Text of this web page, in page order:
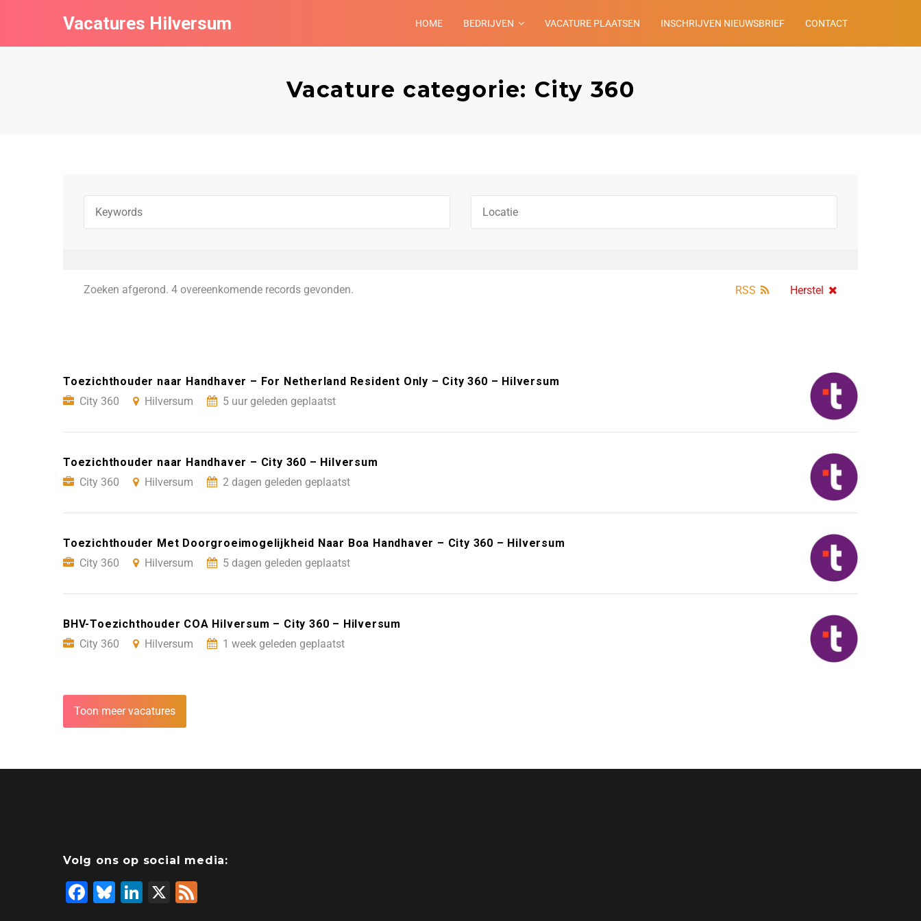
Vacatures Hilversum HOME BEDRIJVEN VACATURE PLAATSEN INSCHRIJVEN NIEUWSBRIEF CONTACT
Vacature categorie: City 360
Zoeken afgerond. 4 overeenkomende records gevonden. Herstel
RSS
Toezichthouder naar Handhaver – For Netherland Resident Only – City 360 – Hilversum
City 360
Hilversum 5 uur geleden geplaatst
Toezichthouder naar Handhaver – City 360 – Hilversum
City 360
Hilversum 2 dagen geleden geplaatst
Toezichthouder Met Doorgroeimogelijkheid Naar Boa Handhaver – City 360 – Hilversum
City 360
Hilversum 5 dagen geleden geplaatst
BHV-Toezichthouder COA Hilversum – City 360 – Hilversum
City 360
Hilversum 1 week geleden geplaatst
Toon meer vacatures
Volg ons op social media:
F
Bl
Li
X